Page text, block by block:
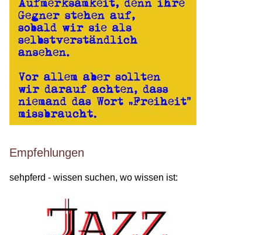
Empfehlungen
sehpferd - wissen suchen, wo wissen ist: